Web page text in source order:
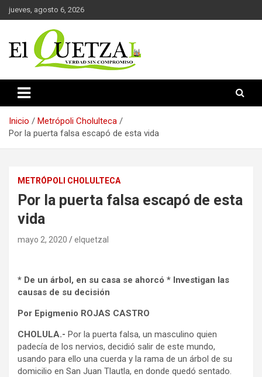
Saltar
al
jueves, agosto 6, 2026
El Quetzal de Cholula
Inicio
Metrópoli Cholulteca
Por la puerta falsa escapó de esta vida
METRÓPOLI CHOLULTECA
Por la puerta falsa escapó de esta
vida
mayo 2, 2020 elquetzal
* De un árbol, en su casa se ahorcó * Investigan las
causas de su decisión
Por Epigmenio ROJAS CASTRO
CHOLULA.- Por la puerta falsa, un masculino quien
padecía de los nervios, decidió salir de este mundo,
usando para ello una cuerda y la rama de un árbol de su
domicilio en San Juan Tlautla, en donde quedó sentado.